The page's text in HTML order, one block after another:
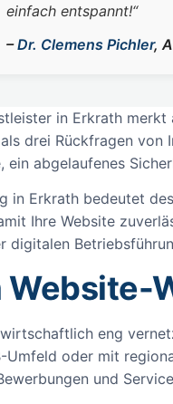
einfach entspannt!“
–Dr. Clemens Pichler,
in Erkrath
drei Rückfragen von
ein abgelaufenes
in Erkrath bedeutet
Ihre Website
digitalen
Website-
eng
Umfeld oder mit
und